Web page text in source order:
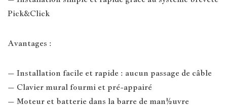
Pick&Click
Avantages :
– Installation facile et rapide : aucun passage de câble
– Clavier mural fourmi et pré-appairé
– Moteur et batterie dans la barre de man½uvre